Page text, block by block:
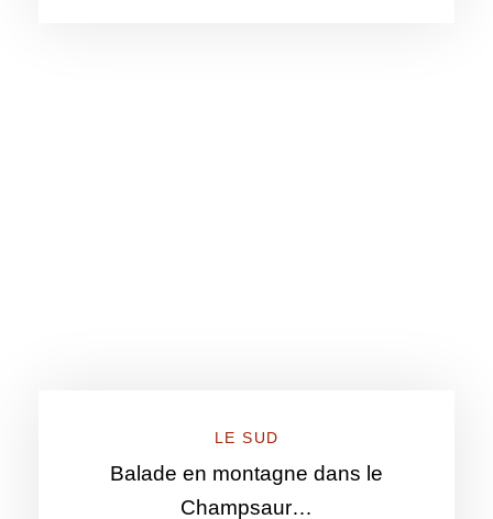
LE SUD
Balade en montagne dans le
Champsaur…